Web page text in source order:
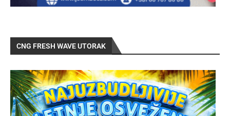
CNG FRESH WAVE UTORAK